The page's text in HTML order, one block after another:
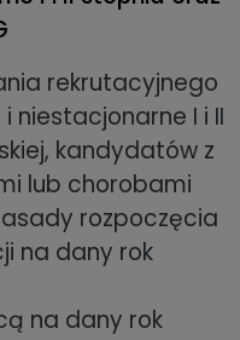
rekrutacyjnego
niestacjonarne I i II
kandydatów z
lub chorobami
rozpoczęcia
na dany rok
na dany rok